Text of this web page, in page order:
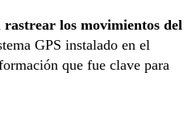
rastrear los movimientos del
GPS instalado en el
que fue clave para